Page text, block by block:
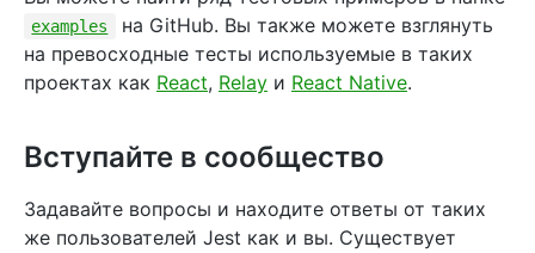
examples
на GitHub. Вы также можете взглянуть
на превосходные тесты используемые в таких
проектах как React, Relay и React Native.
Вступайте в сообщество
Задавайте вопросы и находите ответы от таких
же пользователей Jest как и вы. Существует